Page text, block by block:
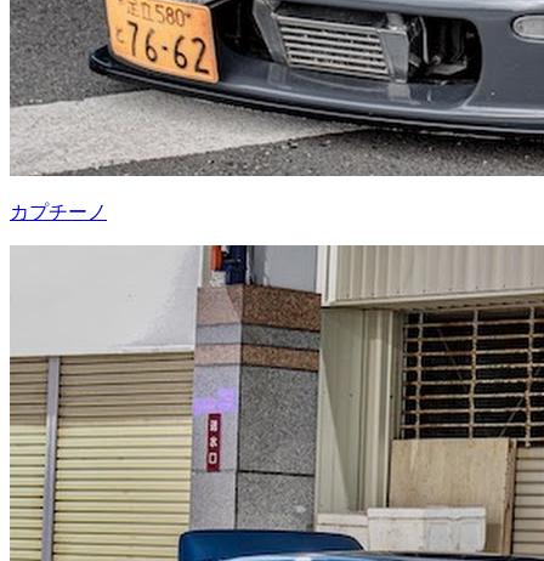
カプチーノ